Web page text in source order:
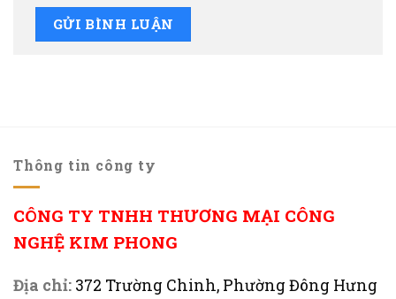
Thông tin công ty
CÔNG TY TNHH THƯƠNG MẠI CÔNG
NGHỆ KIM PHONG
Địa chỉ: 372 Trường Chinh, Phường Đông Hưng